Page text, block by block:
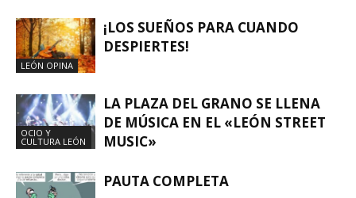
LEÓN OPINA
¡LOS SUEÑOS PARA CUANDO
DESPIERTES!
OCIO Y
CULTURA LEÓN
LA PLAZA DEL GRANO SE LLENA
DE MÚSICA EN EL «LEÓN STREET
MUSIC»
PAUTA COMPLETA